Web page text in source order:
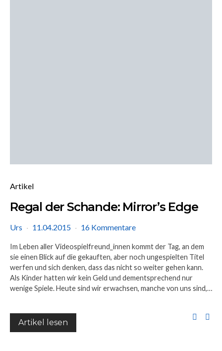
Artikel
Regal der Schande: Mirror’s Edge
Urs 11.04.2015 16 Kommentare
Im Leben aller Videospielfreund_innen kommt der Tag, an dem
sie einen Blick auf die gekauften, aber noch ungespielten Titel
werfen und sich denken, dass das nicht so weiter gehen kann.
Als Kinder hatten wir kein Geld und dementsprechend nur
wenige Spiele. Heute sind wir erwachsen, manche von uns sind,…
Artikel lesen